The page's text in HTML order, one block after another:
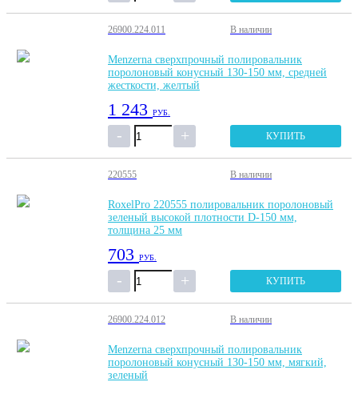
26900.224.011 В наличии
Menzerna сверхпрочный полировальник
поролоновый конусный 130-150 мм, средней
жесткости, желтый
1 243 РУБ.
КУПИТЬ
220555 В наличии
RoxelPro 220555 полировальник поролоновый
зеленый высокой плотности D-150 мм,
толщина 25 мм
703 РУБ.
КУПИТЬ
26900.224.012 В наличии
Menzerna сверхпрочный полировальник
поролоновый конусный 130-150 мм, мягкий,
зеленый